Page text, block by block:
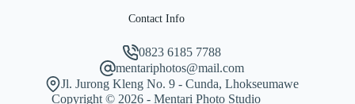
Contact Info
0823 6185 7788
mentariphotos@mail.com
Jl. Jurong Kleng No. 9 - Cunda, Lhokseumawe
Copyright © 2026 - Mentari Photo Studio